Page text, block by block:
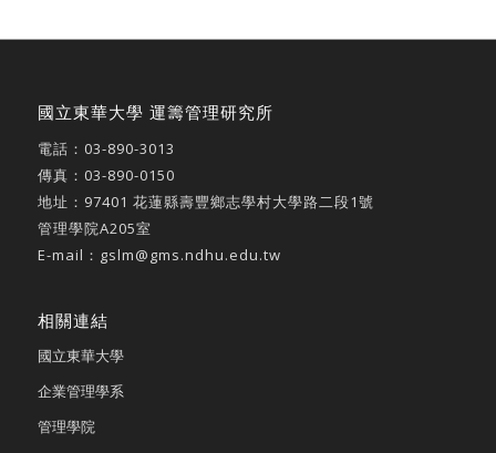
國立東華大學 運籌管理研究所
電話： 03-890-3013
傳真：03-890-0150
地址： 97401 花蓮縣壽豐鄉志學村大學路二段1號
管理學院A205室
E-mail： gslm@gms.ndhu.edu.tw
相關連結
國立東華大學
企業管理學系
管理學院